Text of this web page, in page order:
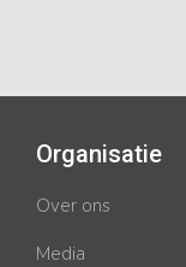
Organisatie
Over ons
Media